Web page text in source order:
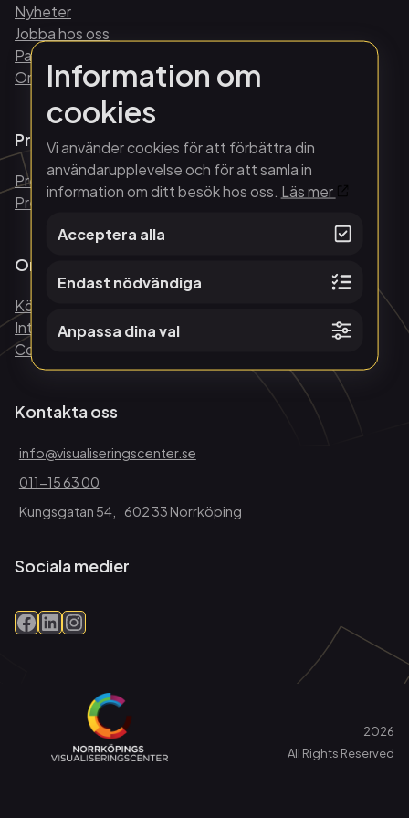
Nyheter
Jobba hos oss
Partnerskap
Organisation och ledning
Press och media
Pressmeddelanden
Pressbilder och logos
Om webbplatsen
Köpvillkor
Integritetspolicy
Cookies
Kontakta oss
info@visualiseringscenter.se
011-15 63 00
Kungsgatan 54, 602 33 Norrköping
Sociala medier
Facebook LinkedIn Instagram
2026
All Rights Reserved
Information om
cookies
Vi använder cookies för att förbättra din
användarupplevelse och för att samla in
information om ditt besök hos oss. Läs mer
Acceptera alla
Endast nödvändiga
Anpassa dina val